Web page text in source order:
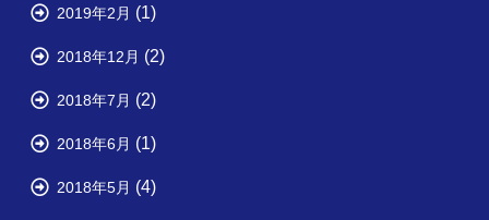
2019年2月 (1)
2018年12月 (2)
2018年7月 (2)
2018年6月 (1)
2018年5月 (4)